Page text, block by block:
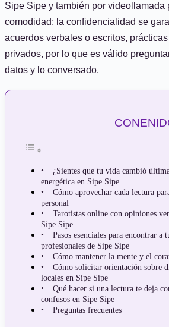
Sipe Sipe y también por videollamada
comodidad; la confidencialidad se
acuerdos verbales o escritos,
privados, por lo que es válido
datos y lo conversado.
¿Sientes que tu vida cambió
energética en Sipe Sipe.
Cómo aprovechar cada lectura
personal
Tarotistas online con opiniones
Sipe Sipe
Pasos esenciales para encontrar a
profesionales de Sipe Sipe
Cómo mantener la mente y el
Cómo solicitar orientación sobre
locales en Sipe Sipe
Qué hacer si una lectura te deja
confusos en Sipe Sipe
Preguntas frecuentes